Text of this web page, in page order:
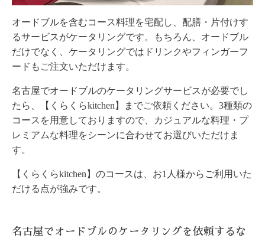
オードブルを含むコース料理を宅配し、配膳・片付けす
るサービスがケータリングです。もちろん、オードブル
だけでなく、ケータリングではドリンクやフィンガーフ
ードもご注文いただけます。
名古屋でオードブルのケータリングサービスが必要でし
たら、【くらくらkitchen】までご依頼ください。3種類の
コースを用意しておりますので、カジュアルな料理・プ
レミアムな料理をシーンに合わせてお選びいただけま
す。
【くらくらkitchen】のコースは、お1人様からご利用いた
だける点が強みです。
名古屋でオードブルのケータリングを依頼するな